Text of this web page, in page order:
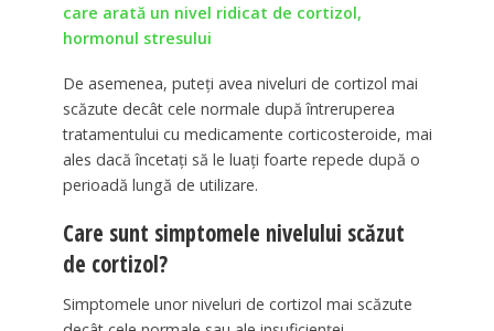
care arată un nivel ridicat de cortizol,
hormonul stresului
De asemenea, puteți avea niveluri de cortizol mai
scăzute decât cele normale după întreruperea
tratamentului cu medicamente corticosteroide, mai
ales dacă încetați să le luați foarte repede după o
perioadă lungă de utilizare.
Care sunt simptomele nivelului scăzut
de cortizol?
Simptomele unor niveluri de cortizol mai scăzute